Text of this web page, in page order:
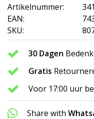
Artikelnummer:
EAN:
SKU:
30 Dagen
Gratis
Voor 17:00 uur
Share with